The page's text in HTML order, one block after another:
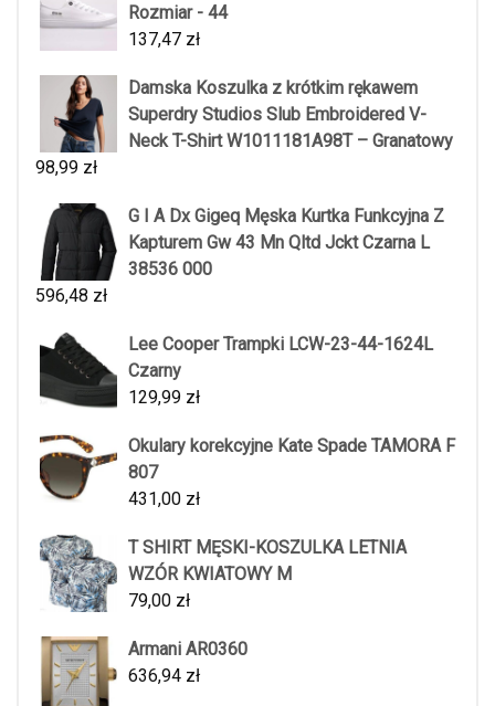
Rozmiar - 44
137,47 zł
Damska Koszulka z krótkim rękawem
Superdry Studios Slub Embroidered V-
Neck T-Shirt W1011181A98T – Granatowy
98,99 zł
G I A Dx Gigeq Męska Kurtka Funkcyjna Z
Kapturem Gw 43 Mn Qltd Jckt Czarna L
38536 000
596,48 zł
Lee Cooper Trampki LCW-23-44-1624L
Czarny
129,99 zł
Okulary korekcyjne Kate Spade TAMORA F
807
431,00 zł
T SHIRT MĘSKI-KOSZULKA LETNIA
WZÓR KWIATOWY M
79,00 zł
Armani AR0360
636,94 zł